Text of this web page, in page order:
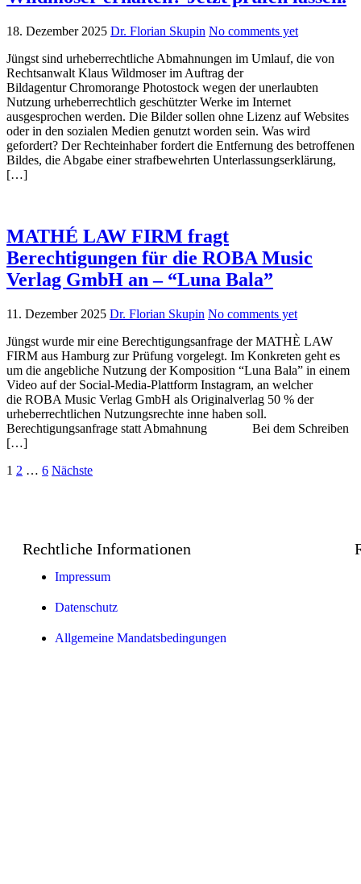
18. Dezember 2025 Dr. Florian Skupin No comments yet
Jüngst sind urheberrechtliche Abmahnungen im Umlauf, die von
Rechtsanwalt Klaus Wildmoser im Auftrag der
Bildagentur Chromorange Photostock wegen der unerlaubten
Nutzung urheberrechtlich geschützter Werke im Internet
ausgesprochen werden. Die Bilder sollen ohne Lizenz auf Websites
oder in den sozialen Medien genutzt worden sein. Was wird
gefordert? Der Rechteinhaber fordert die Entfernung des betroffenen
Bildes, die Abgabe einer strafbewehrten Unterlassungserklärung,
[…]
MATHÉ LAW FIRM fragt
Berechtigungen für die ROBA Music
Verlag GmbH an – “Luna Bala”
11. Dezember 2025 Dr. Florian Skupin No comments yet
Jüngst wurde mir eine Berechtigungsanfrage der MATHÈ LAW
FIRM aus Hamburg zur Prüfung vorgelegt. Im Konkreten geht es
um die angebliche Nutzung der Komposition “Luna Bala” in einem
Video auf der Social-Media-Plattform Instagram, an welcher
die ROBA Music Verlag GmbH als Originalverlag 50 % der
urheberrechtlichen Nutzungsrechte inne haben soll.
Berechtigungsanfrage statt Abmahnung Bei dem Schreiben
[…]
1 2 … 6 Nächste
Rechtliche Informationen
Impressum
Datenschutz
Allgemeine Mandatsbedingungen